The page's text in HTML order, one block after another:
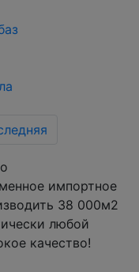
импортное
38 000м2
любой
качество!